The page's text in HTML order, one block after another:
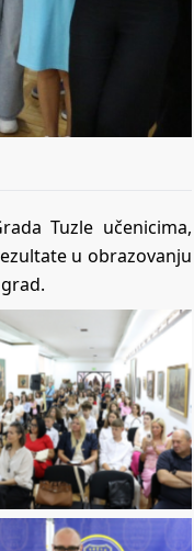
Tuzle učenicima,
u obrazovanju